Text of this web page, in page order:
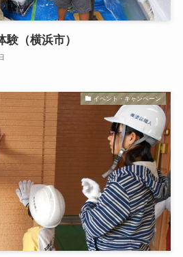
験（横浜市）
イベント・キャンペーン